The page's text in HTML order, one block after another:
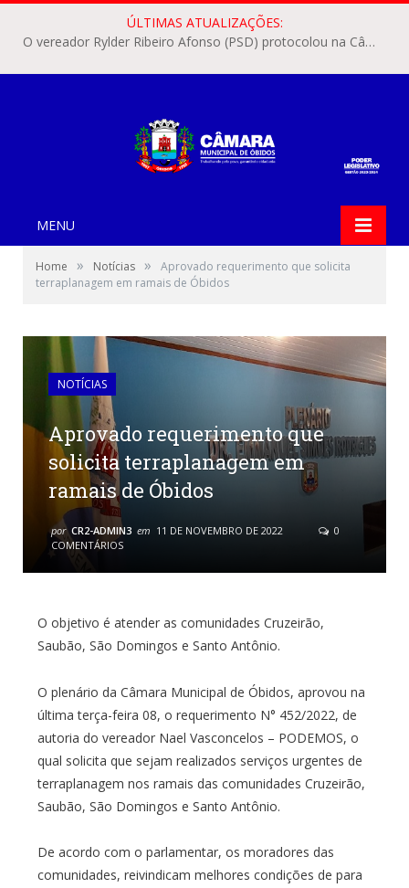
ÚLTIMAS ATUALIZAÇÕES:
O vereador Rylder Ribeiro Afonso (PSD) protocolou na Câmara Municipal de Óbidos o Requerimento nº 346/2026.
MENU
Home » Notícias »
Aprovado requerimento que solicita
terraplanagem em ramais de Óbidos
NOTÍCIAS
Aprovado requerimento que
solicita terraplanagem em
ramais de Óbidos
por CR2-ADMIN3 em 11 DE NOVEMBRO DE 2022
0
COMENTÁRIOS
O objetivo é atender as comunidades Cruzeirão,
Saubão, São Domingos e Santo Antônio.
O plenário da Câmara Municipal de Óbidos, aprovou na
última terça-feira 08, o requerimento N° 452/2022, de
autoria do vereador Nael Vasconcelos – PODEMOS, o
qual solicita que sejam realizados serviços urgentes de
terraplanagem nos ramais das comunidades Cruzeirão,
Saubão, São Domingos e Santo Antônio.
De acordo com o parlamentar, os moradores das
comunidades, reivindicam melhores condições de para